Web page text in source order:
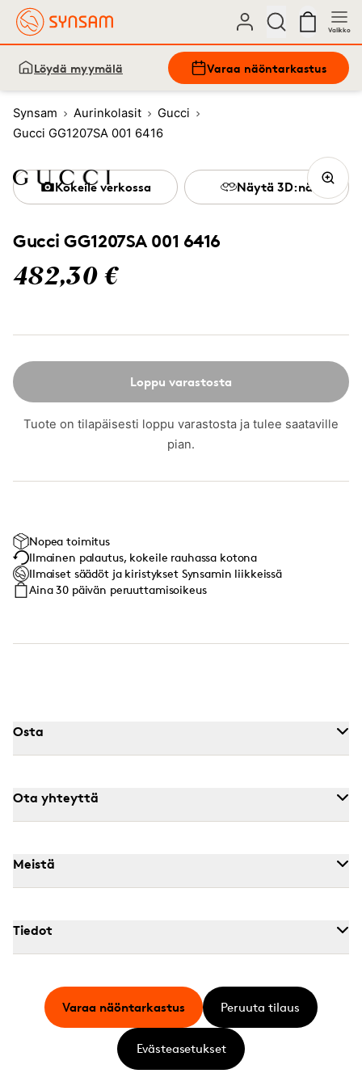
Valikko
Löydä myymälä Varaa näöntarkastus
Synsam Aurinkolasit
Gucci
Gucci GG1207SA 001 6416
Gucci GG1207SA 001 6416
482,30 €
Loppu varastosta
Tuote on tilapäisesti loppu varastosta ja tulee saataville
pian.
Kokeile verkossa Näytä 3D:nä
Nopea toimitus
Ilmainen palautus, kokeile rauhassa kotona
Ilmaiset säädöt ja kiristykset Synsamin liikkeissä
Aina 30 päivän peruuttamisoikeus
Osta
Ota yhteyttä
Meistä
Tiedot
Varaa näöntarkastus Peruuta tilaus
Evästeasetukset